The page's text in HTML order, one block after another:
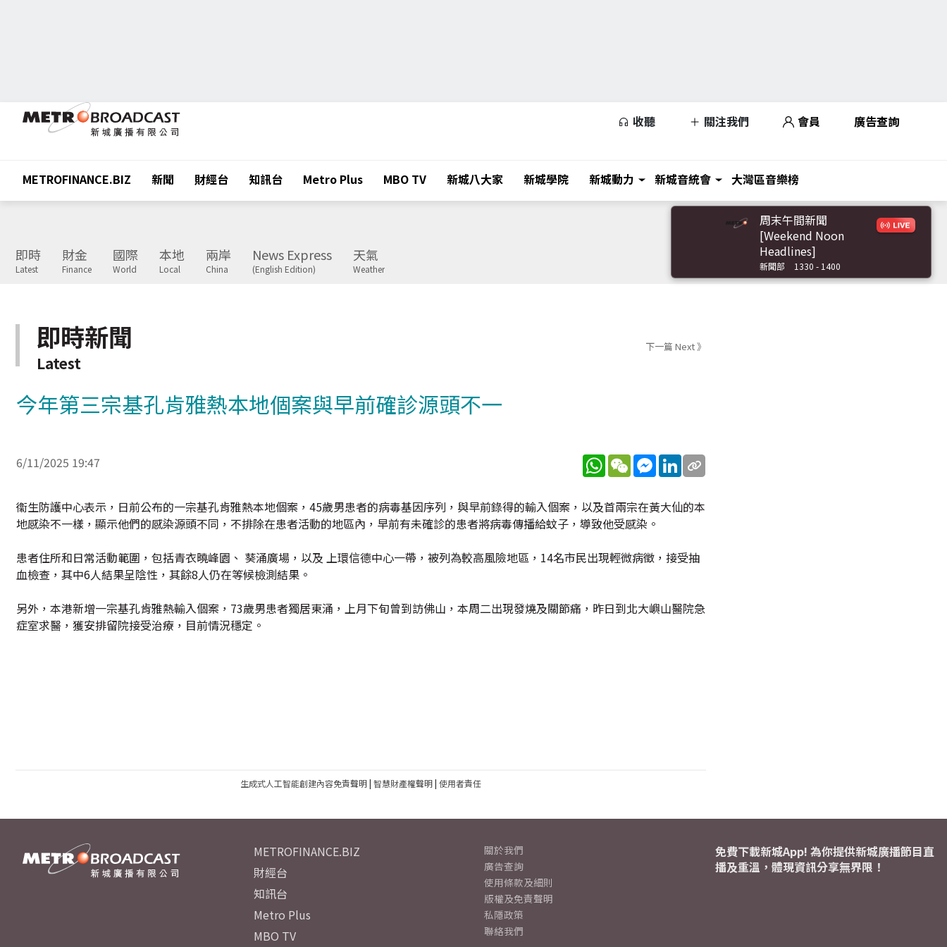
收聽 關注我們 會員 廣告查詢
METROFINANCE.BIZ 新聞 財經台 知訊台 Metro Plus MBO TV 新城八大家 新城學院 新城動力 新城音統會 大灣區音樂榜
即時
Latest
財金
Finance
國際
World
本地
Local
兩岸
China
News Express
(English Edition)
天氣
Weather
周末午間新聞
[Weekend Noon
Headlines]
新聞部 1330 - 1400
即時新聞
Latest
下一篇 Next 》
今年第三宗基孔肯雅熱本地個案與早前確診源頭不一
6/11/2025 19:47 WhatsApp
WeChatMessenger
LinkedIn
衞生防護中心表示，日前公布的一宗基孔肯雅熱本地個案，45歲男患者的病毒基因序列，與早前錄得的輸入個案，以及首兩宗在黃大仙的本
地感染不一樣，顯示他們的感染源頭不同，不排除在患者活動的地區內，早前有未確診的患者將病毒傳播給蚊子，導致他受感染。
患者住所和日常活動範圍，包括青衣曉峰園、 葵涌廣場，以及 上環信德中心一帶，被列為較高風險地區，14名市民出現輕微病徵，接受抽
血檢查，其中6人結果呈陰性，其餘8人仍在等候檢測結果。
另外，本港新增一宗基孔肯雅熱輸入個案，73歲男患者獨居東涌，上月下旬曾到訪佛山，本周二出現發燒及關節痛，昨日到北大嶼山醫院急
症室求醫，獲安排留院接受治療，目前情況穩定。
生成式人工智能創建內容免責聲明| 智慧財產權聲明| 使用者責任
METROFINANCE.BIZ
財經台
知訊台
Metro Plus
MBO TV
關於我們
廣告查詢
使用條款及細則
版權及免責聲明
私隱政策
聯絡我們
免費下載新城App! 為你提供新城廣播節目直
播及重溫，體現資訊分享無界限！